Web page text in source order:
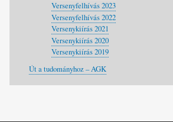
Versenyfelhívás 2023
Versenyfelhívás 2022
Versenykiírás 2021
Versenykiírás 2020
Versenykiírás 2019
Út a tudományhoz – AGK